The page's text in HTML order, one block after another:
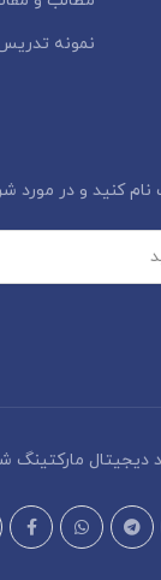
نمونه
کنید و در مورد
دیجیتال مارکتینگ